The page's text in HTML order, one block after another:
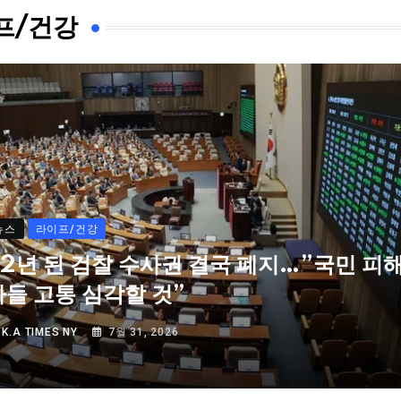
/건강
스 라이프/건강
년 된 검찰 수사권 결국 폐지…”국민 피
들 고통 심각할 것”
K.A TIMES NY 7월 31, 2026